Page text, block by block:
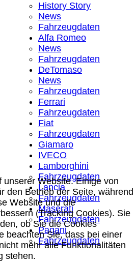
History Story
News
Fahrzeugdaten
Alfa Romeo
News
Fahrzeugdaten
DeTomaso
News
Fahrzeugdaten
Ferrari
Fahrzeugdaten
Fiat
Fahrzeugdaten
Giamaro
IVECO
Lamborghini
Fahrzeugdaten
Lancia
Fahrzeugdaten
Maserati
Fahrzeugdaten
Pagani
Fahrzeugdaten
Website. Einige von
den Betrieb der Seite, während
Website und die
(Tracking Cookies). Sie
ob Sie die Cookies
beachten Sie, dass bei einer
mehr alle Funktionalitäten
stehen.